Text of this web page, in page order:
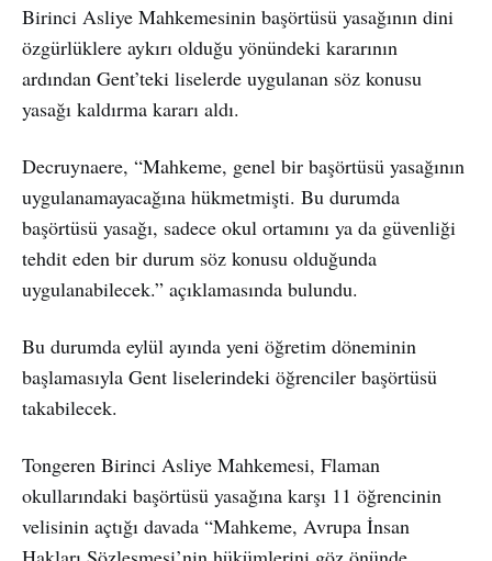
Birinci Asliye Mahkemesinin başörtüsü yasağının dini
özgürlüklere aykırı olduğu yönündeki kararının
ardından Gent’teki liselerde uygulanan söz konusu
yasağı kaldırma kararı aldı.
Decruynaere, “Mahkeme, genel bir başörtüsü yasağının
uygulanamayacağına hükmetmişti. Bu durumda
başörtüsü yasağı, sadece okul ortamını ya da güvenliği
tehdit eden bir durum söz konusu olduğunda
uygulanabilecek.” açıklamasında bulundu.
Bu durumda eylül ayında yeni öğretim döneminin
başlamasıyla Gent liselerindeki öğrenciler başörtüsü
takabilecek.
Tongeren Birinci Asliye Mahkemesi, Flaman
okullarındaki başörtüsü yasağına karşı 11 öğrencinin
velisinin açtığı davada “Mahkeme, Avrupa İnsan